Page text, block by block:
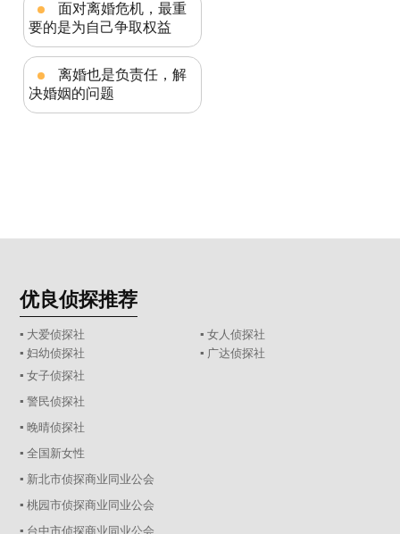
面对离婚危机，最重
要的是为自己争取权益
离婚也是负责任，解
决婚姻的问题
优良侦探推荐
▪ 大爱侦探社
▪ 女人侦探社
▪ 妇幼侦探社
▪ 广达侦探社
▪ 女子侦探社
▪ 警民侦探社
▪ 晚晴侦探社
▪ 全国新女性
▪ 新北市侦探商业同业公会
▪ 桃园市侦探商业同业公会
▪ 台中市侦探商业同业公会